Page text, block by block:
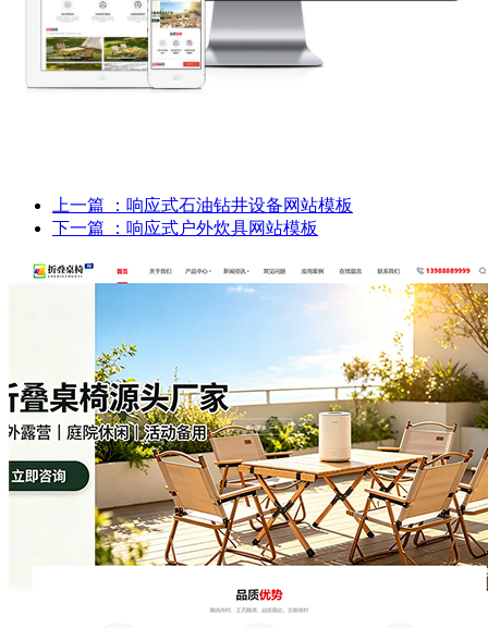
上一篇
：响应式石油钻井设备网站模板
下一篇
：响应式户外炊具网站模板